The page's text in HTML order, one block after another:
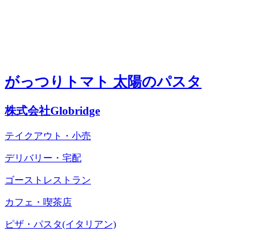
がっつりトマト 太陽のパスタ
株式会社Globridge
テイクアウト・小売
デリバリー・宅配
ゴーストレストラン
カフェ・喫茶店
ピザ・パスタ(イタリアン)